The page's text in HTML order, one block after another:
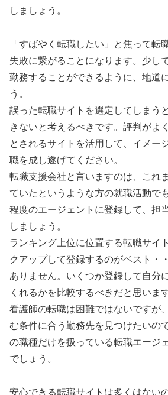
しましょう。
「すばやく転職したい」と焦って転
失敗に繋がることになります。少し
勤務することができるように、地道
う。
誤った転職サイトを選定してしまう
きないと考えるべきです。評判がよ
とされるサイトを活用して、イメー
職を成し遂げてください。
転職支援会社と言いますのは、これ
ていたというような方の就職活動で
程度のエージェントに登録して、担
しましょう。
ランキング上位に位置する転職サイ
クアップして登録するのがベスト・
ありません。いくつか登録して自分
くれるかを比較するべきだと思います
看護師の転職は困難ではないですが
む条件に合う勤務先を見つけたいの
の職種だけを扱っている転職エージ
でしょう。
安心できる転職サイトは多くはない